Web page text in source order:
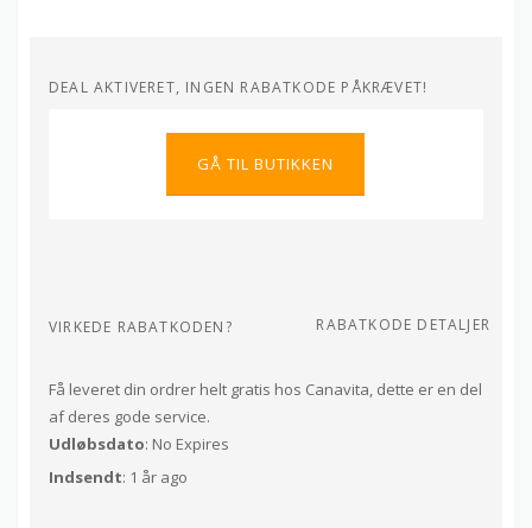
DEAL AKTIVERET, INGEN RABATKODE PÅKRÆVET!
GÅ TIL BUTIKKEN
VIRKEDE RABATKODEN? RABATKODE DETALJER
Få leveret din ordrer helt gratis hos Canavita, dette er en del
af deres gode service.
Udløbsdato: No Expires
Indsendt: 1 år ago